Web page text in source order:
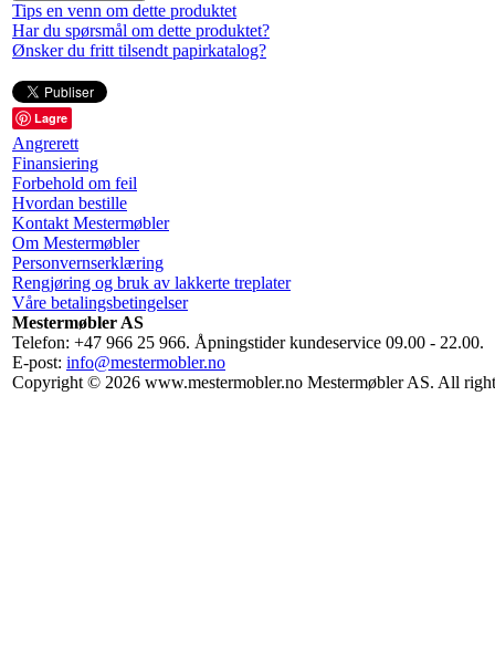
Tips en venn om dette produktet
Har du spørsmål om dette produktet?
Ønsker du fritt tilsendt papirkatalog?
Lagre
Angrerett
Finansiering
Forbehold om feil
Hvordan bestille
Kontakt Mestermøbler
Om Mestermøbler
Personvernserklæring
Rengjøring og bruk av lakkerte treplater
Våre betalingsbetingelser
Mestermøbler AS
Telefon: +47 966 25 966. Åpningstider kundeservice 09.00 - 22.00.
E-post: info@mestermobler.no
Copyright © 2026 www.mestermobler.no Mestermøbler AS. All